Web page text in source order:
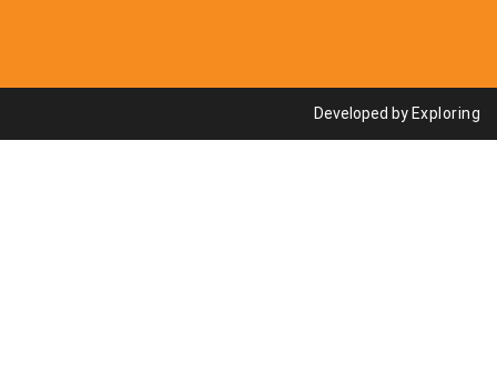
Developed by Exploring